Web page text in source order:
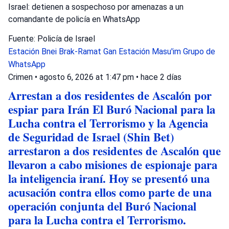
Israel: detienen a sospechoso por amenazas a un
comandante de policía en WhatsApp
Fuente: Policía de Israel
Estación Bnei Brak-Ramat Gan Estación Masu'im Grupo de
WhatsApp
Crimen • agosto 6, 2026 at 1:47 pm • hace 2 días
Arrestan a dos residentes de Ascalón por
espiar para Irán El Buró Nacional para la
Lucha contra el Terrorismo y la Agencia
de Seguridad de Israel (Shin Bet)
arrestaron a dos residentes de Ascalón que
llevaron a cabo misiones de espionaje para
la inteligencia iraní. Hoy se presentó una
acusación contra ellos como parte de una
operación conjunta del Buró Nacional
para la Lucha contra el Terrorismo.